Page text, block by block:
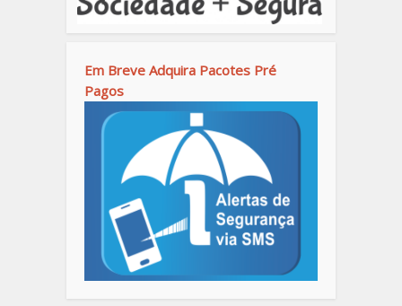
Em Breve Adquira Pacotes Pré
Pagos